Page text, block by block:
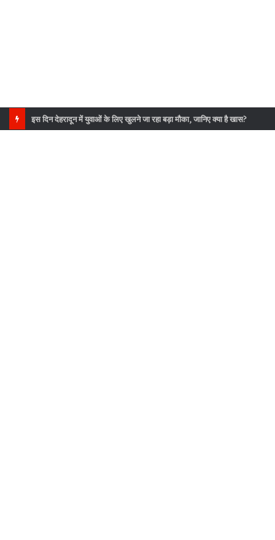
ऑरेंज अलर्ट: देहरादून में भारी से बहुत भारी बारिश का खतरा, जिला प्रशासन हाई अलर्ट पर